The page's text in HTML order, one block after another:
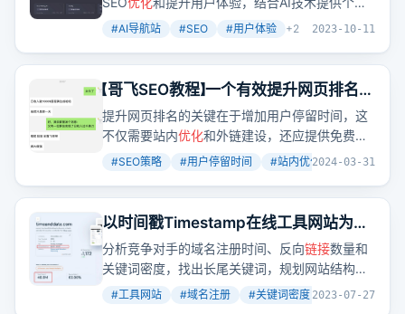
化服务，可以吸引并留住用户。
#AI导航站 #SEO #用户体验 +2 2023-10-11
【哥飞SEO教程】一个有效提升网页排名的
方法
提升网页排名的关键在于增加用户停留时间，这
不仅需要站内优化和外链建设，还应提供免费试
用以吸引用户深入体验。
#SEO策略 #用户停留时间 #站内优化 +2
2024-03-31
以时间戳Timestamp在线工具网站为
例，手把手教你做一个工具网站的详细
步骤
分析竞争对手的域名注册时间、反向链接数量和
关键词密度，找出长尾关键词，规划网站结构和
内容，保持关键词密度，创建动态页面以吸引搜
#工具网站 #域名注册 #关键词密度 +3
2023-07-27